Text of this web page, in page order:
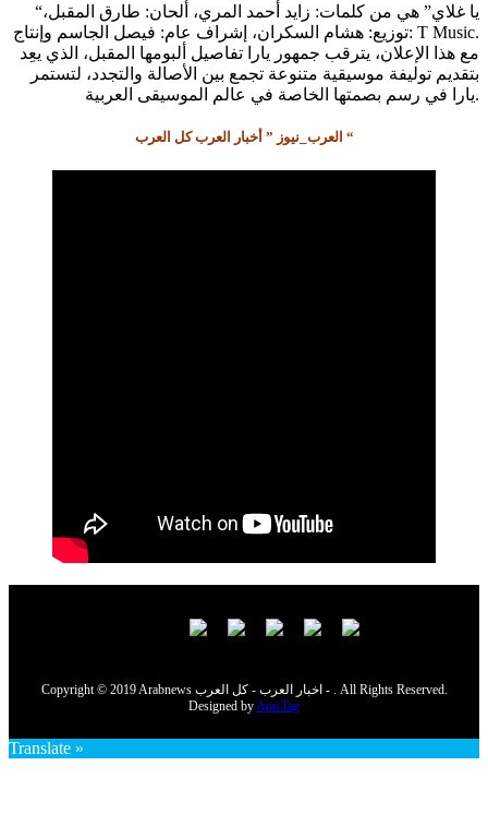
“يا غلاي” هي من كلمات: زايد أحمد المري، ألحان: طارق المقبل،
توزيع: هشام السكران، إشراف عام: فيصل الجاسم وإنتاج: T Music.
مع هذا الإعلان، يترقب جمهور يارا تفاصيل ألبومها المقبل، الذي يعِد
بتقديم توليفة موسيقية متنوعة تجمع بين الأصالة والتجدد، لتستمر
يارا في رسم بصمتها الخاصة في عالم الموسيقى العربية.
العرب_نيوز ” أخبار العرب كل العرب “
Copyright © 2019 Arabnews اخبار العرب - كل العرب - . All Rights Reserved.
Designed byAmcTag
Translate »